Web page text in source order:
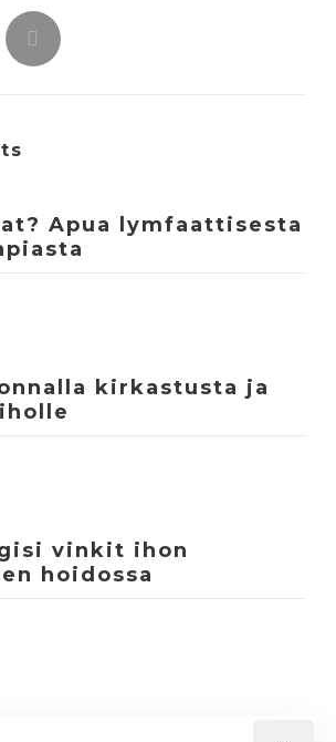
Apua lymfaattisesta
kirkastusta ja
vinkit ihon
hoidossa